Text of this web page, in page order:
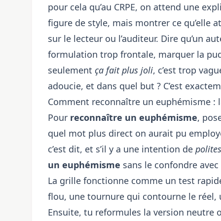
pour cela qu’au CRPE, on attend une
figure de style, mais montrer ce qu’elle
sur le lecteur ou l’auditeur. Dire qu’un
formulation trop frontale, marquer la
seulement ça fait plus joli, c’est trop
adoucie, et dans quel but ? C’est
Comment reconnaître un euphémisme :
Pour reconnaître un euphémisme,
quel mot plus direct on aurait pu
c’est dit, et s’il y a une intention de
un euphémisme sans le confondre
La grille fonctionne comme un test
flou, une tournure qui contourne le
Ensuite, tu reformules la version neutre